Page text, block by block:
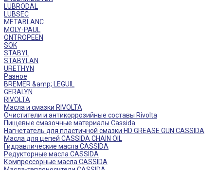
LUBRODAL
LUBSEC
METABLANC
MOLY-PAUL
ONTROPEEN
SOK
STABYL
STABYLAN
URETHYN
Разное
BREMER &amp; LEGUIL
GERALYN
RIVOLTA
Масла и смазки RIVOLTA
Очистители и антикоррозийные составы Rivolta
Пищевые смазочные материалы Cassida
Нагнетатель для пластичной смазки HD GREASE GUN CASSIDA
Масла для цепей CASSIDA CHAIN OIL
Гидравлические масла CASSIDA
Редукторные масла CASSIDA
Компрессорные масла CASSIDA